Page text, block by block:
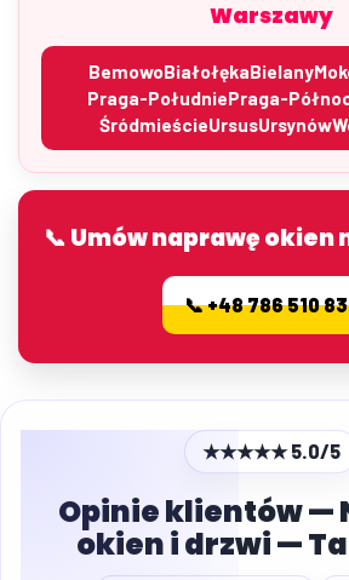
Warszawy
BemowoBiałołękaBielany
Praga-PołudniePraga-
ŚródmieścieUrsusUrsynów
📞 Umów naprawę okien
📞 +48 786 510
★★★★★ 5.0/5
Opinie klientów —
okien i drzwi —